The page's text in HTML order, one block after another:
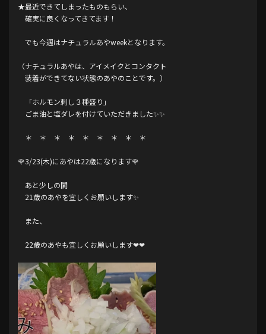
★最近できてしまったものもらい、
確実に良くなってきてます！
でも今週はナチュラルあやweekとなります。
（ナチュラルあやは、アイメイクとコンタクト
装着ができてない状態のあやのことです。）
「ホルモン刺し３種盛り」
ごま油と塩ダレを付けていただきました✨✨
＊ ＊ ＊ ＊ ＊ ＊ ＊ ＊ ＊
🌹3/23(木)にあやは22歳になります🌹
あと少しの間
21歳のあやを宜しくお願いします✨
また、
22歳のあやも宜しくお願いします❤︎❤︎